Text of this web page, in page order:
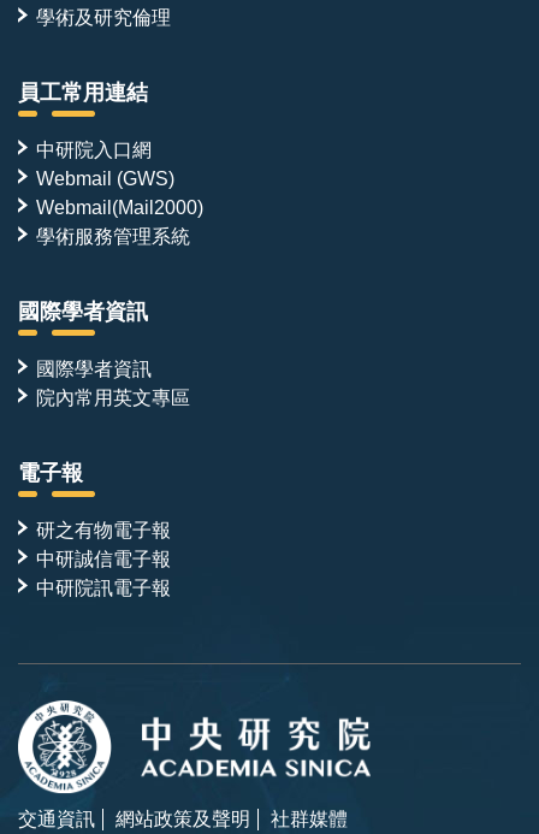
學術及研究倫理
員工常用連結
中研院入口網
Webmail (GWS)
Webmail(Mail2000)
學術服務管理系統
國際學者資訊
國際學者資訊
院內常用英文專區
電子報
研之有物電子報
中研誠信電子報
中研院訊電子報
交通資訊 網站政策及聲明 社群媒體